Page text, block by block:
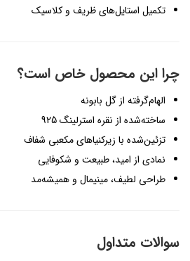
تکمیل استایل‌های ظریف و کلاسیک
چرا این محصول خاص است؟
الهام‌گرفته از گل بابونه
ساخته‌شده از نقره استرلینگ 925
تزئین‌شده با زیرکنیاهای مکعبی شفاف
نمادی از امید، طبیعت و شکوفایی
طراحی لطیف، مینیمال و همیشه‌مد
سوالات متداول